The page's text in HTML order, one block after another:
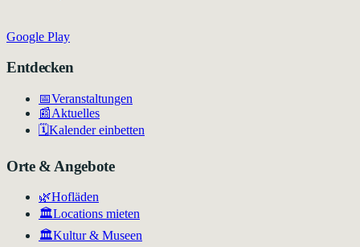
Google Play
Entdecken
📅Veranstaltungen
📰Aktuelles
🗓️Kalender einbetten
Orte & Angebote
🌿Hofläden
🏛️Locations mieten
🏛Kultur & Museen